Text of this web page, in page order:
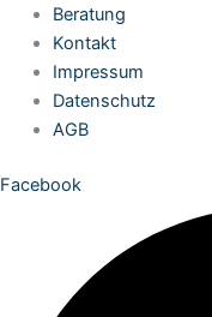
Zum
Inhalt
springen
Beratung
Kontakt
Impressum
Datenschutz
AGB
Facebook